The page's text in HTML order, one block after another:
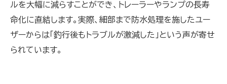
ルを大幅に減らすことができ、トレーラーやランプの長寿
命化に直結します。実際、細部まで防水処理を施したユー
ザーからは「釣行後もトラブルが激減した」という声が寄せ
られています。